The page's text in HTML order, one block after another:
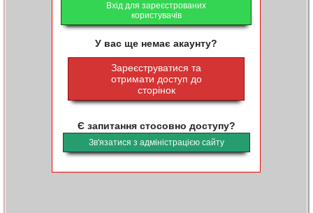
Вхід для зареєстрованих
користувачів
У вас ще немає акаунту?
Зареєструватися та
отримати доступ до
сторінок
Є запитання стосовно доступу?
Зв'язатися з адміністрацією сайту